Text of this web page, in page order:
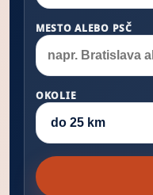
MESTO ALEBO PSČ
OKOLIE